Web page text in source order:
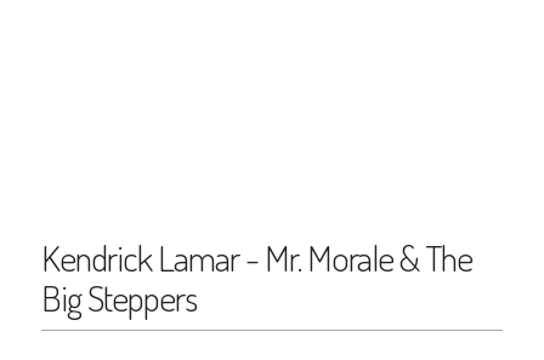
Kendrick Lamar - Mr. Morale & The
Big Steppers